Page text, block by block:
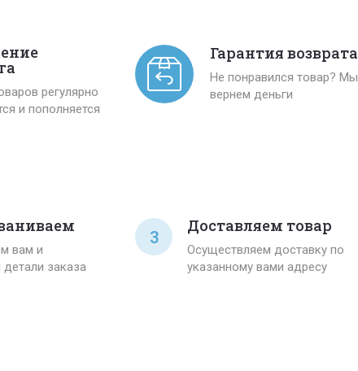
регулярно
и пополняется
Гарантия возврата
Не понравился товар? Мы
вернем деньги
вам и
заказа
3
Доставляем товар
Осуществляем доставку по
указанному вами адресу